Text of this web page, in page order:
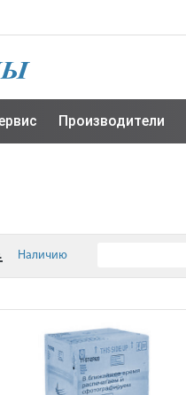
Производители
Наличию